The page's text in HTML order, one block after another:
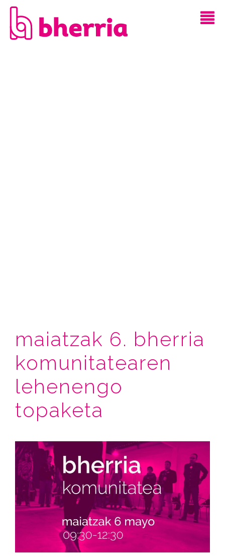
maiatzak 6. bherria
komunitatearen
lehenengo
topaketa